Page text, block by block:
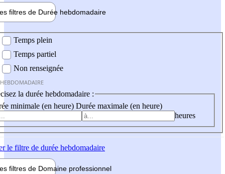
filtres de Durée hebdomadaire
Temps plein
Temps partiel
Non renseignée
la durée hebdomadaire :
minimale (en heure) Durée maximale (en heure)
heures
le filtre de durée hebdomadaire
filtres de Domaine professionnel